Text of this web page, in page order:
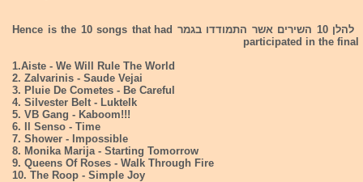
להלן 10 השירים אשר התמודדו בגמר Hence is the 10 songs that had
participated in the final
1.Aiste - We Will Rule The World
2. Zalvarinis - Saude Vejai
3. Pluie De Cometes - Be Careful
4. Silvester Belt - Luktelk
5. VB Gang - Kaboom!!!
6. Il Senso - Time
7. Shower - Impossible
8. Monika Marija - Starting Tomorrow
9. Queens Of Roses - Walk Through Fire
10. The Roop - Simple Joy